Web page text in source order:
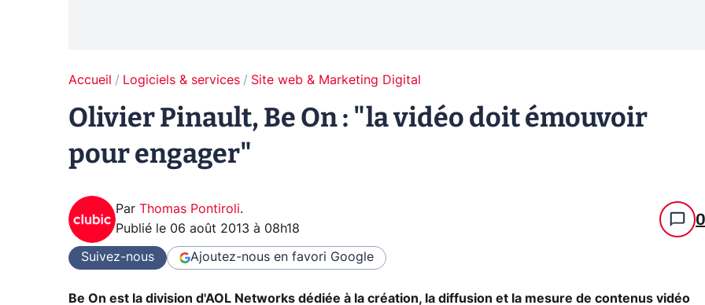
Accueil Logiciels & services Site web & Marketing Digital
Olivier Pinault, Be On : "la vidéo doit émouvoir
pour engager"
Par Thomas Pontiroli.
Publié le 06 août 2013 à 08h18 0
Suivez-nous Ajoutez-nous en favori Google
Be On est la division d'AOL Networks dédiée à la création, la diffusion et la mesure de contenus vidéo